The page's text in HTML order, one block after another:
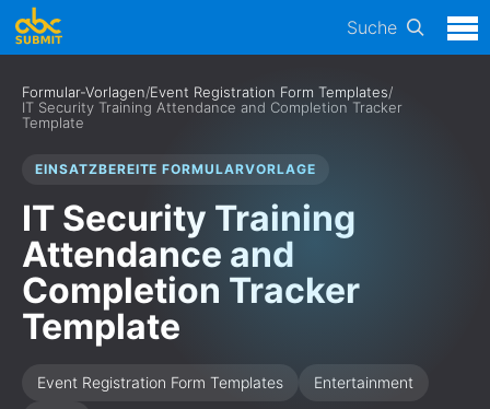
Suche
Formular-Vorlagen/Event Registration Form Templates/
IT Security Training Attendance and Completion Tracker
Template
EINSATZBEREITE FORMULARVORLAGE
IT Security Training
Attendance and
Completion Tracker
Template
Event Registration Form Templates
Entertainment